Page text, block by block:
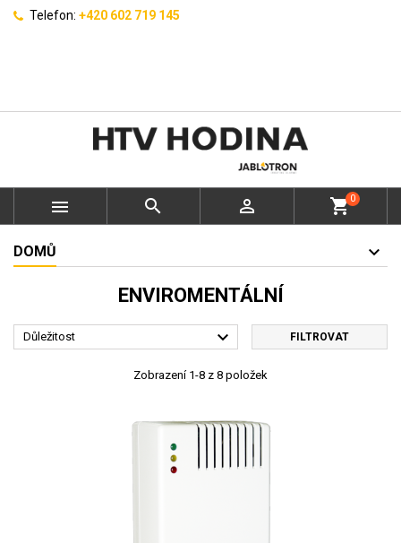
Telefon: +420 602 719 145
   shopping_cart0
DOMŮ
ENVIROMENTÁLNÍ
Důležitost  FILTROVAT
Zobrazení 1-8 z 8 položek